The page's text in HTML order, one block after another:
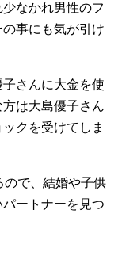
なかれ男性のフ
事にも気が引け
さんに大金を使
は大島優子さん
クを受けてしま
ので、結婚や子供
ートナーを見つ